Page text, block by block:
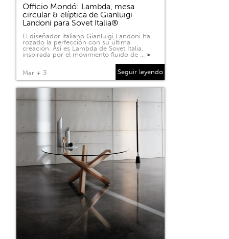
Officio Mondó: Lambda, mesa
circular & elíptica de Gianluigi
Landoni para Sovet Italia®
El diseñador italiano Gianluigi Landoni ha
rozado la perfección con su última
creación. Así es Lambda de Sovet Italia,
inspirada por el movimiento fluido de … >
Mar + 3 Seguir leyendo